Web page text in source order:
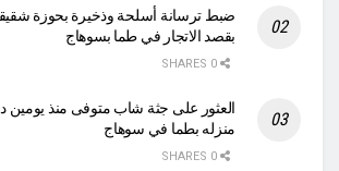
ضبط ترسانة أسلحة وذخيرة بحوزة
بقصد الاتجار في طما بسوهاج
العثور على جثة شاب متوفى منذ يومين
منزله بطما في سوهاج